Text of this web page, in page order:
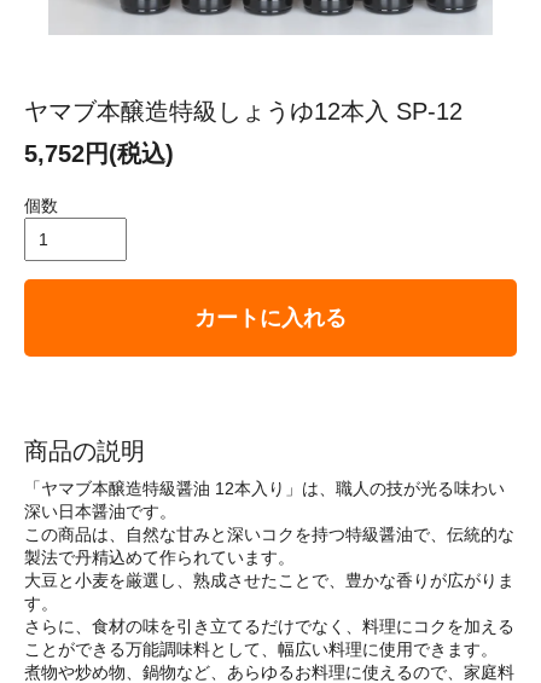
ヤマブ本醸造特級しょうゆ12本入 SP-12
5,752円(税込)
個数
カートに入れる
商品の説明
「ヤマブ本醸造特級醤油 12本入り」は、職人の技が光る味わい
深い日本醤油です。
この商品は、自然な甘みと深いコクを持つ特級醤油で、伝統的な
製法で丹精込めて作られています。
大豆と小麦を厳選し、熟成させたことで、豊かな香りが広がりま
す。
さらに、食材の味を引き立てるだけでなく、料理にコクを加える
ことができる万能調味料として、幅広い料理に使用できます。
煮物や炒め物、鍋物など、あらゆるお料理に使えるので、家庭料